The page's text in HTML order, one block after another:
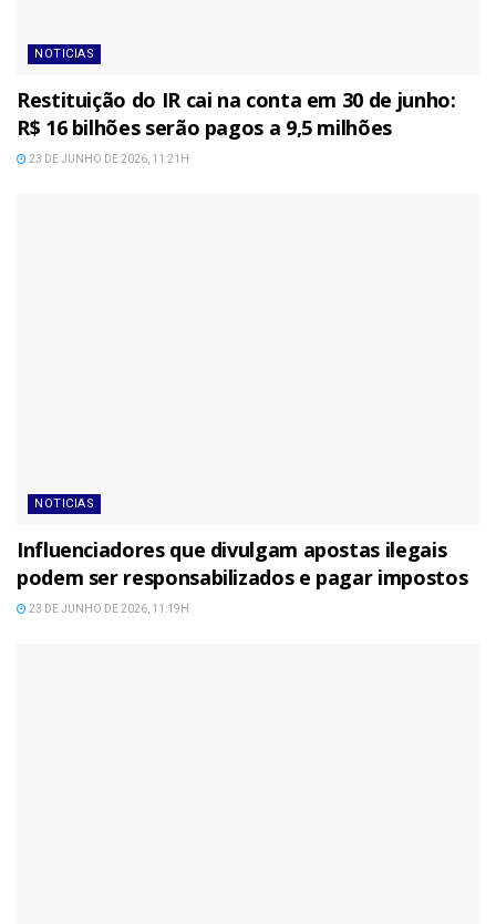
NOTICIAS
Restituição do IR cai na conta em 30 de junho:
R$ 16 bilhões serão pagos a 9,5 milhões
23 DE JUNHO DE 2026, 11:21H
NOTICIAS
Influenciadores que divulgam apostas ilegais
podem ser responsabilizados e pagar impostos
23 DE JUNHO DE 2026, 11:19H